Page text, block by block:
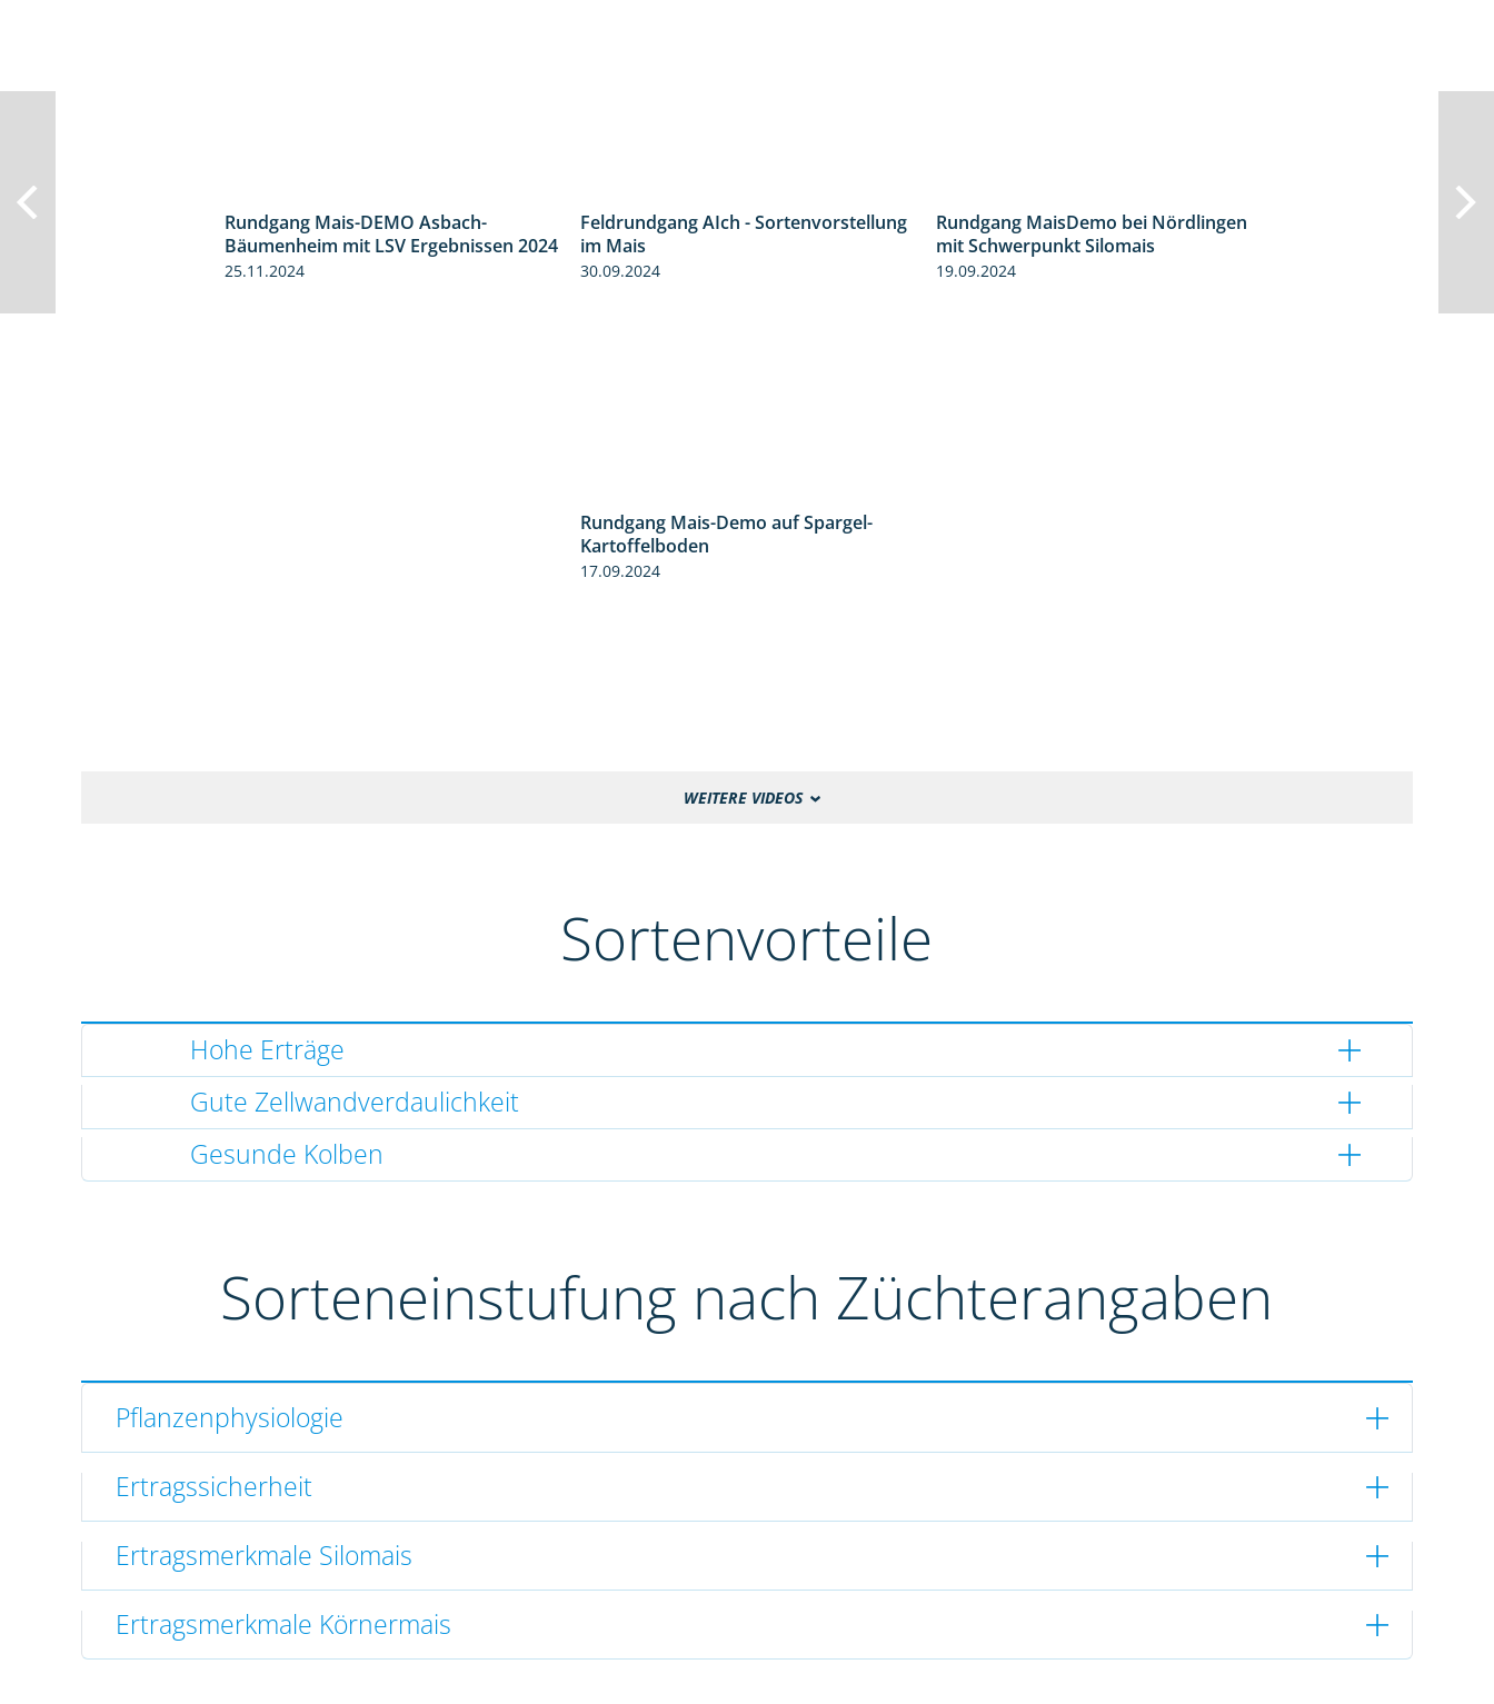
8:38
Rundgang Mais-DEMO Asbach-
Bäumenheim mit LSV Ergebnissen 2024
25.11.2024
Feldrundgang AIch - Sortenvorstellung
im Mais
30.09.2024
10:51
Rundgang MaisDemo bei Nördlingen
mit Schwerpunkt Silomais
19.09.2024
Rundgang Mais-Demo auf Spargel-
Kartoffelboden
WEITERE VIDEOS
Sortenvorteile
Hohe Erträge
Gute Zellwandverdaulichkeit
Gesunde Kolben
Sorteneinstufung nach Züchterangaben
Pflanzenphysiologie
Ertragssicherheit
Ertragsmerkmale Silomais
Ertragsmerkmale Körnermais